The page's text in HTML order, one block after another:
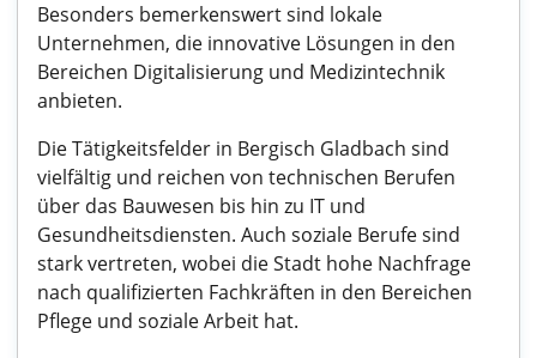
Besonders bemerkenswert sind lokale
Unternehmen, die innovative Lösungen in den
Bereichen Digitalisierung und Medizintechnik
anbieten.
Die Tätigkeitsfelder in Bergisch Gladbach sind
vielfältig und reichen von technischen Berufen
über das Bauwesen bis hin zu IT und
Gesundheitsdiensten. Auch soziale Berufe sind
stark vertreten, wobei die Stadt hohe Nachfrage
nach qualifizierten Fachkräften in den Bereichen
Pflege und soziale Arbeit hat.